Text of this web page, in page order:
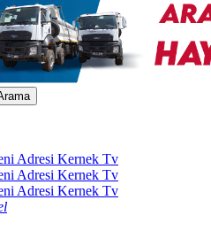
Adresi Kernek Tv
Adresi Kernek Tv
Adresi Kernek Tv